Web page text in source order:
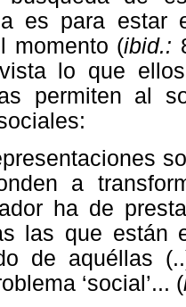
es para estar
momento (ibid.:
lo que ellos
permiten al
a
ha de
las que están
de aquéllas
‘social’... (